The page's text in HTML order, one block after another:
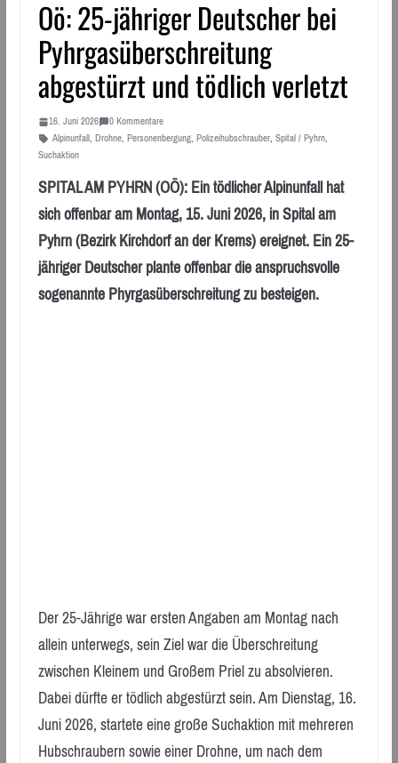
Oö: 25-jähriger Deutscher bei
Pyhrgasüberschreitung
abgestürzt und tödlich verletzt
16. Juni 2026
0 Kommentare
Alpinunfall, Drohne, Personenbergung, Polizeihubschrauber, Spital / Pyhrn,
Suchaktion
SPITAL AM PYHRN (OÖ): Ein tödlicher Alpinunfall hat
sich offenbar am Montag, 15. Juni 2026, in Spital am
Pyhrn (Bezirk Kirchdorf an der Krems) ereignet. Ein 25-
jähriger Deutscher plante offenbar die anspruchsvolle
sogenannte Phyrgasüberschreitung zu besteigen.
Der 25-Jährige war ersten Angaben am Montag nach
allein unterwegs, sein Ziel war die Überschreitung
zwischen Kleinem und Großem Priel zu absolvieren.
Dabei dürfte er tödlich abgestürzt sein. Am Dienstag, 16.
Juni 2026, startete eine große Suchaktion mit mehreren
Hubschraubern sowie einer Drohne, um nach dem